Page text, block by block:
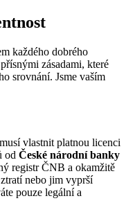
každého dobrého
zásadami, které
srovnání. Jsme vaším
vlastnit platnou licenci
od České národní banky
registr ČNB a okamžitě
nebo jim vyprší
pouze legální a